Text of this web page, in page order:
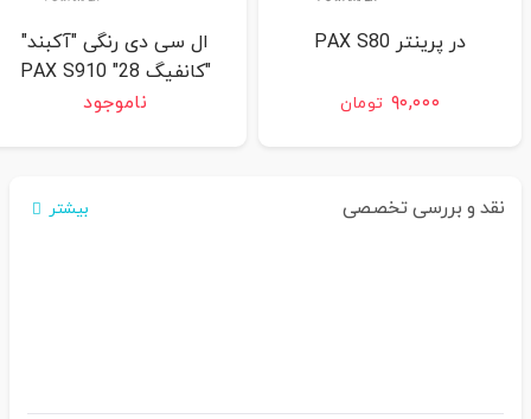
در پرینتر PAX S80
۹۰,۰۰۰ تومان
ال سی دی رنگی "آکبند"
"کانفیگ 28" PAX S910
ناموجود
نقد و بررسی تخصصی بیشتر